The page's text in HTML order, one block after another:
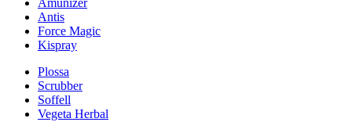
Amunizer
Antis
Force Magic
Kispray
Plossa
Scrubber
Soffell
Vegeta Herbal